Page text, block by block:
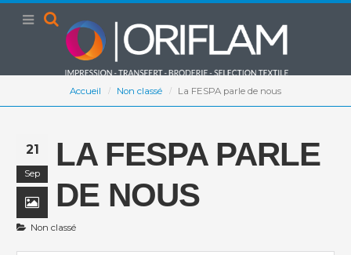
Accueil Non classé La FESPA parle de nous
21
Sep
LA FESPA PARLE
DE NOUS
Non classé